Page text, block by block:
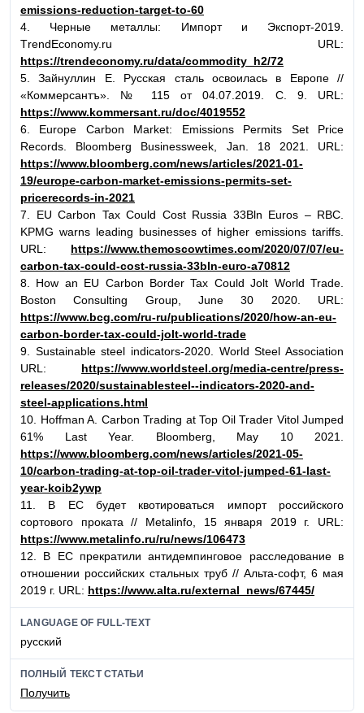
emissions-reduction-target-to-60
4. Черные металлы: Импорт и Экспорт-2019.
ТrendЕconomy.ru URL:
https://trendeconomy.ru/data/commodity_h2/72
5. Зайнуллин Е. Русская сталь освоилась в Европе //
«Коммерсантъ». № 115 от 04.07.2019. С. 9. URL:
https://www.kommersant.ru/doc/4019552
6. Europe Carbon Market: Emissions Permits Set Price
Records. Bloomberg Businessweek, Jan. 18 2021. URL:
https://www.bloomberg.com/news/articles/2021-01-
19/europe-carbon-market-emissions-permits-set-
pricerecords-in-2021
7. EU Carbon Tax Could Cost Russia 33Bln Euros – RBC.
KPMG warns leading businesses of higher emissions tariffs.
URL: https://www.themoscowtimes.com/2020/07/07/eu-
carbon-tax-could-cost-russia-33bln-euro-a70812
8. How an EU Carbon Border Tax Could Jolt World Trade.
Boston Consulting Group, June 30 2020. URL:
https://www.bcg.com/ru-ru/publications/2020/how-an-eu-
carbon-border-tax-could-jolt-world-trade
9. Sustainable steel indicators-2020. World Steel Association
URL: https://www.worldsteel.org/media-centre/press-
releases/2020/sustainablesteel--indicators-2020-and-
steel-applications.html
10. Hoffman A. Carbon Trading at Top Oil Trader Vitol Jumped
61% Last Year. Bloomberg, May 10 2021.
https://www.bloomberg.com/news/articles/2021-05-
10/carbon-trading-at-top-oil-trader-vitol-jumped-61-last-
year-koib2ywp
11. В ЕС будет квотироваться импорт российского
сортового проката // Metalinfo, 15 января 2019 г. URL:
https://www.metalinfo.ru/ru/news/106473
12. В ЕС прекратили антидемпинговое расследование в
отношении российских стальных труб // Альта-софт, 6 мая
2019 г. URL: https://www.alta.ru/external_news/67445/
LANGUAGE OF FULL-TEXT
русский
ПОЛНЫЙ ТЕКСТ СТАТЬИ
Получить